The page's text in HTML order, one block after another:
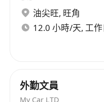
油尖旺, 旺角
12.0 小時/天, 工
外勤文員
My Car LTD